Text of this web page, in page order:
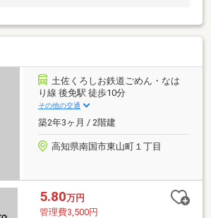
土佐くろしお鉄道ごめん・なは
り線 後免駅 徒歩10分
その他の交通
築2年3ヶ月 / 2階建
高知県南国市東山町１丁目
5.80万円
管理費3,500円